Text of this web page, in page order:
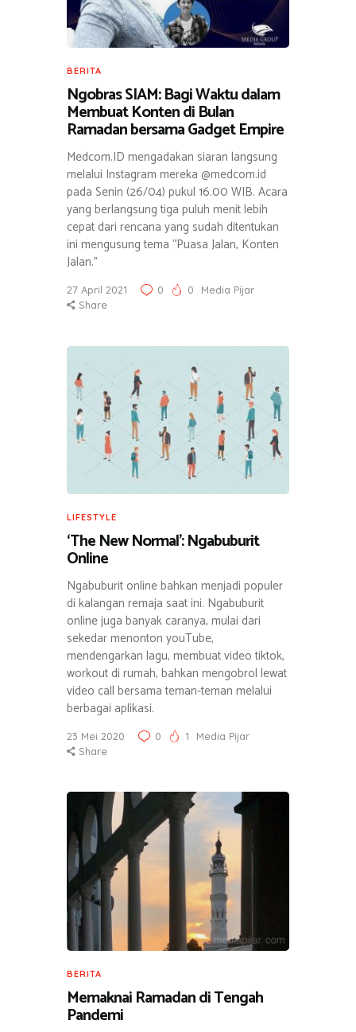
BERITA
Ngobras SIAM: Bagi Waktu dalam
Membuat Konten di Bulan
Ramadan bersama Gadget Empire
Medcom.ID mengadakan siaran langsung
melalui Instagram mereka @medcom.id
pada Senin (26/04) pukul 16.00 WIB. Acara
yang berlangsung tiga puluh menit lebih
cepat dari rencana yang sudah ditentukan
ini mengusung tema “Puasa Jalan, Konten
Jalan.”
27 April 2021 0 0
Media Pijar
Share
LIFESTYLE
‘The New Normal’: Ngabuburit
Online
Ngabuburit online bahkan menjadi populer
di kalangan remaja saat ini. Ngabuburit
online juga banyak caranya, mulai dari
sekedar menonton youTube,
mendengarkan lagu, membuat video tiktok,
workout di rumah, bahkan mengobrol lewat
video call bersama teman-teman melalui
berbagai aplikasi.
23 Mei 2020 0 1
Media Pijar
Share
BERITA
Memaknai Ramadan di Tengah
Pandemi